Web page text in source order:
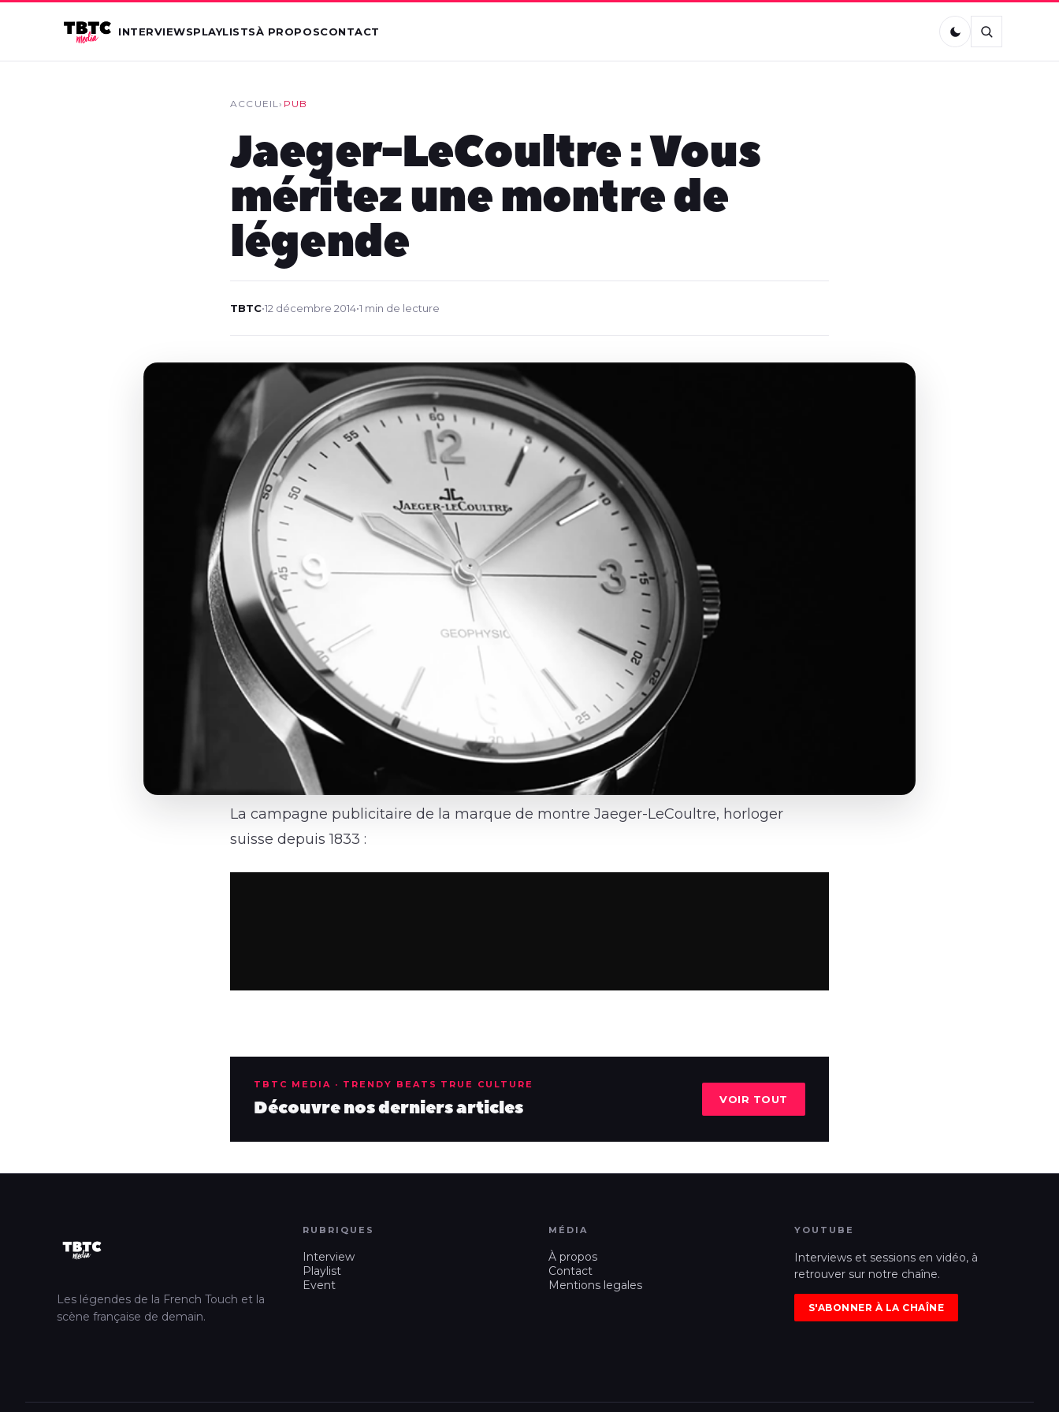
INTERVIEWSPLAYLISTSÀ PROPOSCONTACT
ACCUEIL› PUB
Jaeger-LeCoultre : Vous
méritez une montre de
légende
TBTC•12 décembre 2014•1 min de lecture
La campagne publicitaire de la marque de montre Jaeger-LeCoultre, horloger
suisse depuis 1833 :
TBTC MEDIA · TRENDY BEATS TRUE CULTURE
Découvre nos derniers articles VOIR TOUT
Les légendes de la French Touch et la
scène française de demain.
RUBRIQUES
Interview
Playlist
Event
MÉDIA
À propos
Contact
Mentions legales
YOUTUBE
Interviews et sessions en vidéo, à
retrouver sur notre chaîne.
S'ABONNER À LA CHAÎNE